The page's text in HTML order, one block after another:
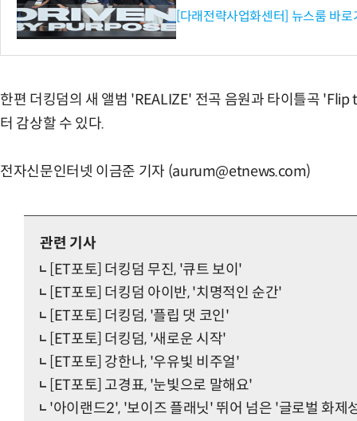
[다래전략사업화센터] 뉴스룸 바로
한편 더킹덤의 새 앨범 'REALIZE' 전곡 음원과 타이틀곡
터 감상할 수 있다.
전자신문인터넷 이금준 기자 (aurum@etnews.com)
관련 기사
[ET포토] 더킹덤 무진, '큐트 보이'
[ET포토] 더킹덤 아이반, '치명적인 순간'
[ET포토] 더킹덤, '플립 댓 코인'
[ET포토] 더킹덤, '새로운 시작'
[ET포토] 강한나, '우유빛 비주얼'
[ET포토] 고경표, '눈빛으로 말해요'
'아이랜드2', '보이즈 플래닛' 뛰어 넘은 '글로벌 화제